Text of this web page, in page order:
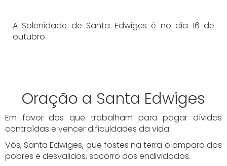
A Solenidade de Santa Edwiges é no dia 16 de
outubro
Oração a Santa Edwiges
Em favor dos que trabalham para pagar dívidas
contraídas e vencer dificuldades da vida.​
Vós, Santa Edwiges, que fostes na terra o amparo dos
pobres e desvalidos, socorro dos endividados.